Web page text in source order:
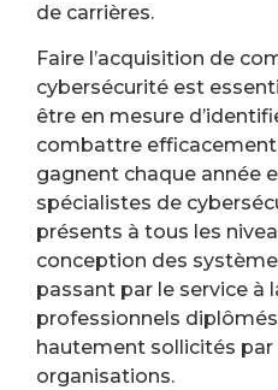
de carrières.
Faire l’acquisition de
cybersécurité est
être en mesure
combattre
gagnent chaque année
spécialistes de
présents à tous les
conception des
passant par le service à
professionnels
hautement sollicités par
organisations.